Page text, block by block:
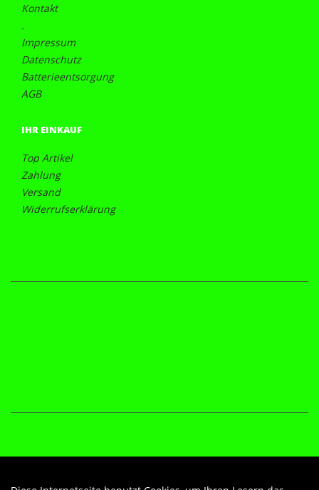
Kontakt
.
Impressum
Datenschutz
Batterieentsorgung
AGB
IHR EINKAUF
Top Artikel
Zahlung
Versand
Widerrufserklärung